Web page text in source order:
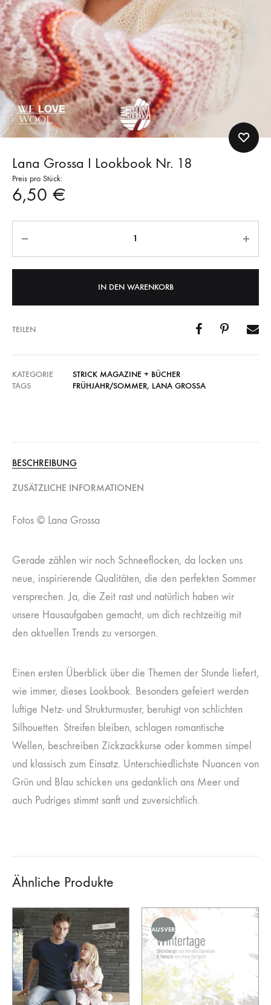
Lana Grossa I Lookbook Nr. 18
Preis pro Stück:
6,50 €
Anzahl
IN DEN WARENKORB
TEILEN
KATEGORIE
STRICK MAGAZINE + BÜCHER
TAGS
FRÜHJAHR/SOMMER, LANA GROSSA
BESCHREIBUNG
ZUSÄTZLICHE INFORMATIONEN
Fotos © Lana Grossa
Gerade zählen wir noch Schneeflocken, da locken uns
neue, inspirierende Qualitäten, die den perfekten Sommer
versprechen. Ja, die Zeit rast und natürlich haben wir
unsere Hausaufgaben gemacht, um dich rechtzeitig mit
den aktuellen Trends zu versorgen.
Einen ersten Überblick über die Themen der Stunde liefert,
wie immer, dieses Lookbook. Besonders gefeiert werden
luftige Netz- und Strukturmuster, beruhigt von schlichten
Silhouetten. Streifen bleiben, schlagen romantische
Wellen, beschreiben Zickzackkurse oder kommen simpel
und klassisch zum Einsatz. Unterschiedlichste Nuancen von
Grün und Blau schicken uns gedanklich ans Meer und
auch Pudriges stimmt sanft und zuversichtlich.
Ähnliche Produkte
AUSVERKAUFT